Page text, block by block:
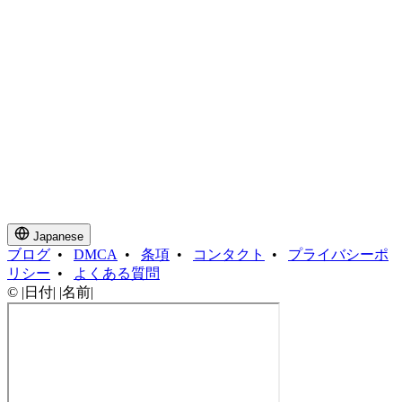
Japanese
ブログ • DMCA • 条項 • コンタクト • プライバシーポ
リシー •
よくある質問
© |日付| |名前|